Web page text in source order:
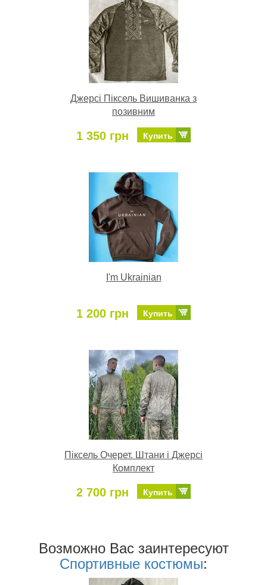
Джерсі Піксель Вишиванка з
позивним
1 350 грн Купить
I'm Ukrainian
1 200 грн Купить
Піксель Очерет. Штани і Джерсі
Комплект
2 700 грн Купить
Возможно Ваc заинтересуют
Спортивные костюмы: